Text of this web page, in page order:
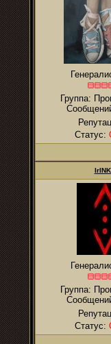
Группа:
Статус:
Группа:
Статус: